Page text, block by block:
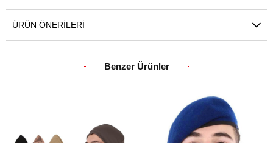
ÜRÜN ÖNERILERI
Benzer Ürünler